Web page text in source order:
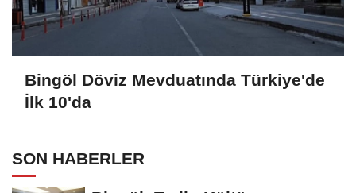
Bingöl Döviz Mevduatında Türkiye'de
İlk 10'da
SON HABERLER